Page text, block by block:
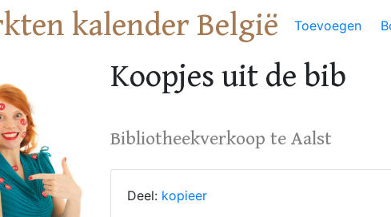
kalender België Toevoegen
Koopjes uit de bib
Bibliotheekverkoop te Aalst
Deel: kopieer